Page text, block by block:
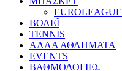
EUROLEAGUE
ΒΟΛΕΪ
TENNIS
ΑΛΛΑ ΑΘΛΗΜΑΤΑ
EVENTS
ΒΑΘΜΟΛΟΓΙΕΣ